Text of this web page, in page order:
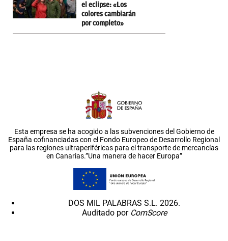
el eclipse: «Los
colores cambiarán
por completo»
Esta empresa se ha acogido a las subvenciones del Gobierno de
España cofinanciadas con el Fondo Europeo de Desarrollo Regional
para las regiones ultraperiféricas para el transporte de mercancías
en Canarias.”Una manera de hacer Europa”
DOS MIL PALABRAS S.L. 2026.
Auditado por ComScore